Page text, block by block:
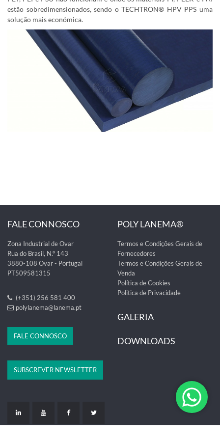
estão sobredimensionados, sendo o TECHTRON® HPV PPS uma
solução mais económica.
FALE CONNOSCO
Zona Industrial de Ovar
Rua do Brasil, N.º 143
3880-108 Ovar - Portugal
PT509581315
(+351) 256 581 400
polylanema@lanema.pt
FALE CONNOSCO
POLY LANEMA®
Termos e Condições Gerais de
Fornecedores
Termos e Condições Gerais de
Venda
Política de Cookies
Politica de Privacidade
GALERIA
DOWNLOADS
SUBSCREVER NEWSLETTER